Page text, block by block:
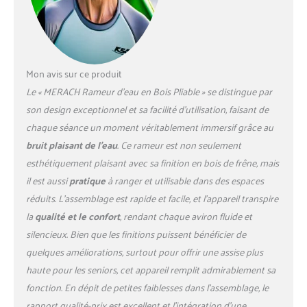
Mon avis sur ce produit
Le « MERACH Rameur d’eau en Bois Pliable » se distingue par
son design exceptionnel et sa facilité d’utilisation, faisant de
chaque séance un moment véritablement immersif grâce au
bruit plaisant de l’eau. Ce rameur est non seulement
esthétiquement plaisant avec sa finition en bois de frêne, mais
il est aussipratiqueà ranger et utilisable dans des espaces
réduits. L’assemblage est rapide et facile, et l’appareil transpire
laqualité et le confort, rendant chaque aviron fluide et
silencieux. Bien que les finitions puissent bénéficier de
quelques améliorations, surtout pour offrir une assise plus
haute pour les seniors, cet appareil remplit admirablement sa
fonction. En dépit de petites faiblesses dans l’assemblage, le